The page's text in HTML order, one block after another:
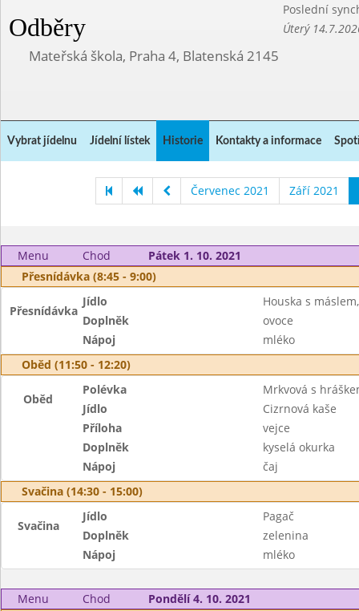
Odběry
Poslední
Úterý
Mateřská škola, Praha 4, Blatenská 2145
Vybrat jídelnu Jídelní lístek Historie Kontakty a informace
Červenec 2021 Září 2021
Menu Chod
Pátek 1. 10. 2021
Přesnídávka (8:45 - 9:00)
Přesnídávka
Jídlo
Houska s
Doplněk
ovoce
Nápoj
mléko
Oběd (11:50 - 12:20)
Oběd
Polévka
Mrkvová s
Jídlo
Cizrnová kaše
Příloha
vejce
Doplněk
kyselá okurka
Nápoj
čaj
Svačina (14:30 - 15:00)
Svačina
Jídlo
Pagač
Doplněk
zelenina
Nápoj
mléko
Menu Chod
Pondělí 4. 10. 2021